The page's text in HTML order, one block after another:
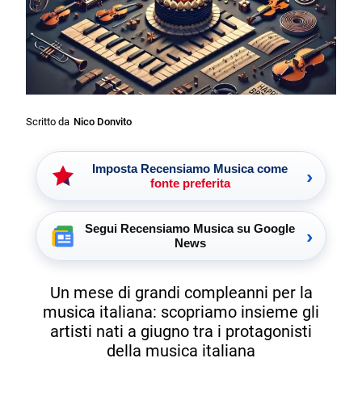
Scritto da Nico Donvito
Imposta Recensiamo Musica come
fonte preferita
›
Segui Recensiamo Musica su Google
News
›
Un mese di grandi compleanni per la
musica italiana: scopriamo insieme gli
artisti nati a giugno tra i protagonisti
della musica italiana